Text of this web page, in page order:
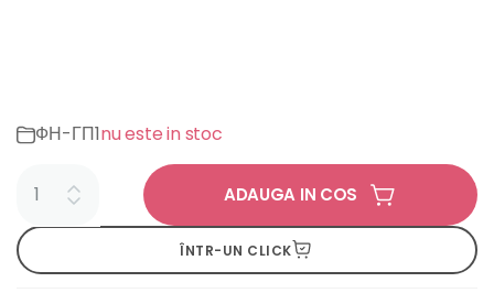
ФН-ГП1nu este in stoc
ADAUGA IN COS
ÎNTR-UN CLICK